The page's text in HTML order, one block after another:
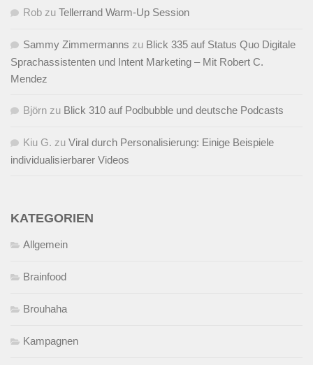
Rob zu Tellerrand Warm-Up Session
Sammy Zimmermanns zu Blick 335 auf Status Quo Digitale
Sprachassistenten und Intent Marketing – Mit Robert C.
Mendez
Björn zu Blick 310 auf Podbubble und deutsche Podcasts
Kiu G. zu Viral durch Personalisierung: Einige Beispiele
individualisierbarer Videos
KATEGORIEN
Allgemein
Brainfood
Brouhaha
Kampagnen